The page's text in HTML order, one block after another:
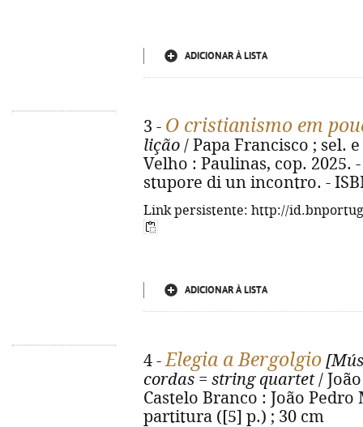
ADICIONAR À LISTA
3 - O cristianismo em
lição / Papa Francisco ; sel.
Velho : Paulinas, cop. 2025.
stupore di un incontro. -
Link persistente: http://
ADICIONAR À LISTA
4 -Elegia a Bergolgio
cordas = string quartet/
Castelo Branco : João
partitura ([5] p.) ; 30 cm